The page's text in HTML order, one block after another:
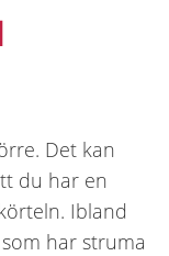
Det kan
du har en
Ibland
har struma